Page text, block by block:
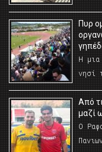
Πυρ
Η μια
νησί
Από
μαζί
Ο